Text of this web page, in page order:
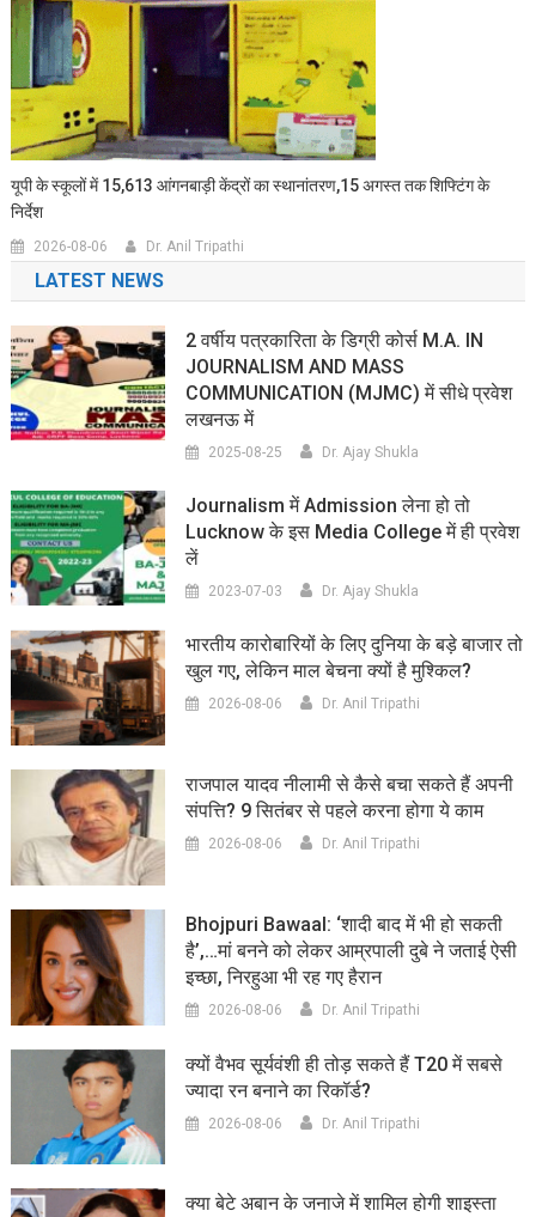
यूपी के स्कूलों में 15,613 आंगनबाड़ी केंद्रों का स्थानांतरण,15 अगस्त तक शिफ्टिंग के
निर्देश
2026-08-06 Dr. Anil Tripathi
LATEST NEWS
2 वर्षीय पत्रकारिता के डिग्री कोर्स M.A. IN
JOURNALISM AND MASS
COMMUNICATION (MJMC) में सीधे प्रवेश
लखनऊ में
2025-08-25 Dr. Ajay Shukla
Journalism में Admission लेना हो तो
Lucknow के इस Media College में ही प्रवेश
लें
2023-07-03 Dr. Ajay Shukla
भारतीय कारोबारियों के लिए दुनिया के बड़े बाजार तो
खुल गए, लेकिन माल बेचना क्यों है मुश्किल?
2026-08-06 Dr. Anil Tripathi
राजपाल यादव नीलामी से कैसे बचा सकते हैं अपनी
संपत्ति? 9 सितंबर से पहले करना होगा ये काम
2026-08-06 Dr. Anil Tripathi
Bhojpuri Bawaal: ‘शादी बाद में भी हो सकती
है’,…मां बनने को लेकर आम्रपाली दुबे ने जताई ऐसी
इच्छा, निरहुआ भी रह गए हैरान
2026-08-06 Dr. Anil Tripathi
क्यों वैभव सूर्यवंशी ही तोड़ सकते हैं T20 में सबसे
ज्यादा रन बनाने का रिकॉर्ड?
2026-08-06 Dr. Anil Tripathi
क्या बेटे अबान के जनाजे में शामिल होगी शाइस्ता